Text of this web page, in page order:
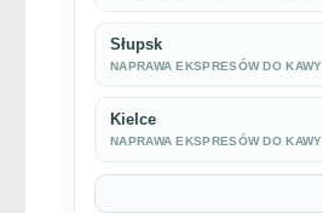
Słupsk
NAPRAWA EKSPRESÓW DO KAWY
Kielce
NAPRAWA EKSPRESÓW DO KAWY